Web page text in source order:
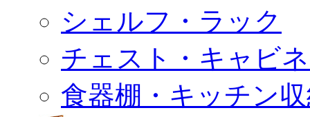
シェルフ・ラック
チェスト・キャビ
食器棚・キッチン